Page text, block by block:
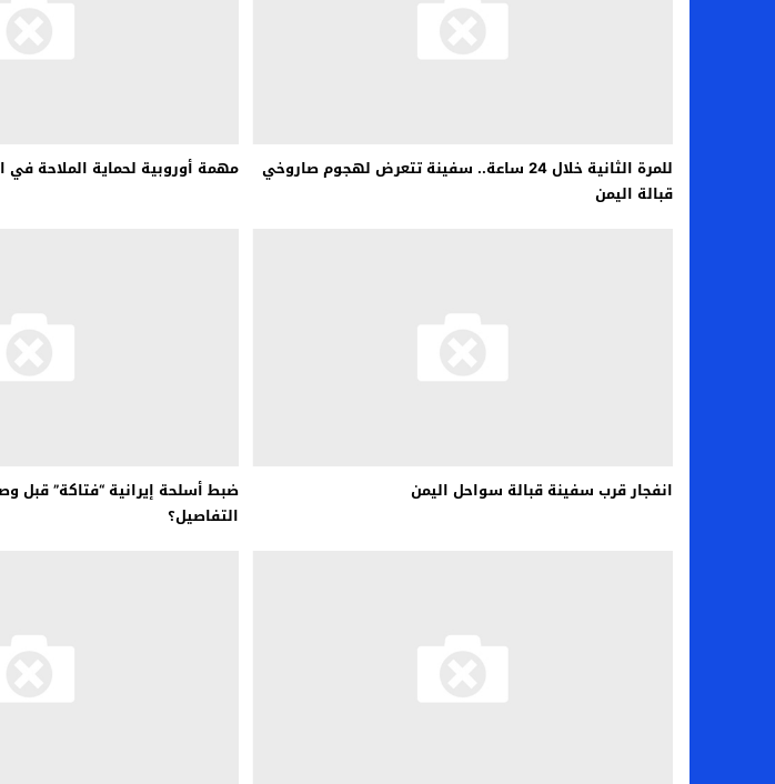
مال و اعمال – انكماش الاقتصاد السعودي للمرة الأولى منذ عامين ونصف
للمرة الثانية خلال 24 ساعة.. سفينة تتعرض لهجوم صاروخي
قبالة اليمن
مهمة أوروبية لحماية الملاحة في
انفجار قرب سفينة قبالة سواحل اليمن
ضبط أسلحة إيرانية “فتاكة” قبل
التفاصيل؟